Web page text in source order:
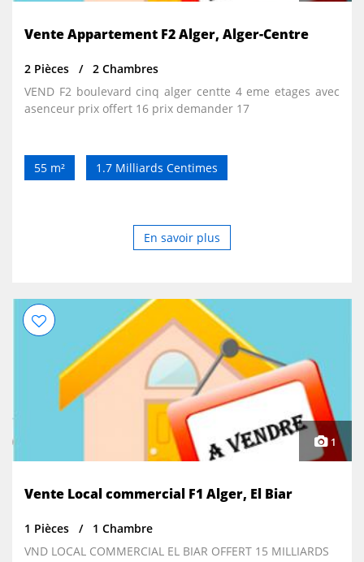
Vente Appartement F2 Alger, Alger-Centre
2 Pièces
2 Chambres
VEND F2 boulevard cinq alger centte 4 eme etages avec
asenceur prix offert 16 prix demander 17
55 m² 1.7 Milliards Centimes
En savoir plus
1
Vente Local commercial F1 Alger, El Biar
1 Pièces
1 Chambre
VND LOCAL COMMERCIAL EL BIAR OFFERT 15 MILLIARDS